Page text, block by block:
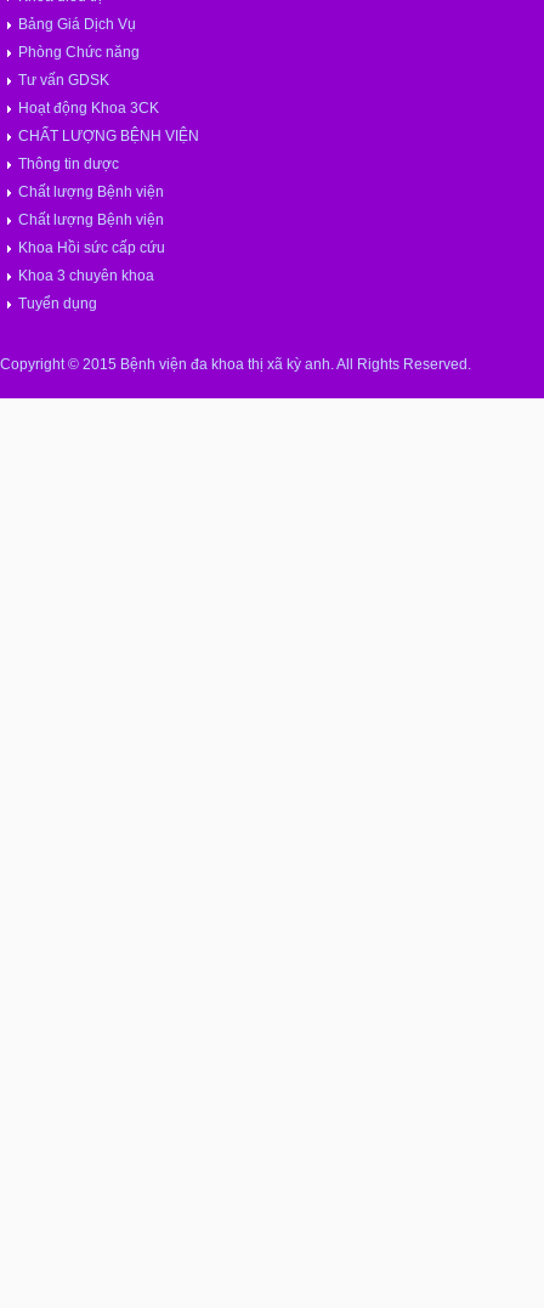
Bảng Giá Dịch Vụ
Phòng Chức năng
Tư vấn GDSK
Hoạt động Khoa 3CK
CHẤT LƯỢNG BỆNH VIỆN
Thông tin dược
Chất lượng Bệnh viện
Chất lượng Bệnh viện
Khoa Hồi sức cấp cứu
Khoa 3 chuyên khoa
Tuyển dụng
Copyright © 2015 Bệnh viện đa khoa thị xã kỳ anh. All Rights Reserved.